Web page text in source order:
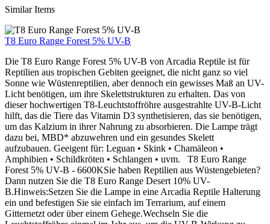
Similar Items
T8 Euro Range Forest 5% UV-B
Die T8 Euro Range Forest 5% UV-B von Arcadia Reptile ist für
Reptilien aus tropischen Gebiten geeignet, die nicht ganz so viel
Sonne wie Wüstenreptilien, aber dennoch ein gewisses Maß an UV-
Licht benötigen, um ihre Skelettstrukturen zu erhalten. Das von
dieser hochwertigen T8-Leuchtstoffröhre ausgestrahlte UV-B-Licht
hilft, das die Tiere das Vitamin D3 synthetisieren, das sie benötigen,
um das Kalzium in ihrer Nahrung zu absorbieren. Die Lampe trägt
dazu bei, MBD* abzuwehren und ein gesundes Skelett
aufzubauen. Geeigent für: Leguan • Skink • Chamäleon •
Amphibien • Schildkröten • Schlangen • uvm. T8 Euro Range
Forest 5% UV-B - 6600KSie haben Reptilien aus Wüstengebieten?
Dann nutzen Sie die T8 Euro Range Desert 10% UV-
B.Hinweis:Setzen Sie die Lampe in eine Arcadia Reptile Halterung
ein und befestigen Sie sie einfach im Terrarium, auf einem
Gitternetzt oder über einem Gehege.Wechseln Sie die